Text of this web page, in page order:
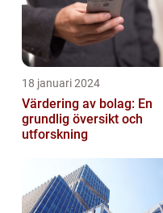
18 januari 2024
Värdering av bolag: En
grundlig översikt och
utforskning